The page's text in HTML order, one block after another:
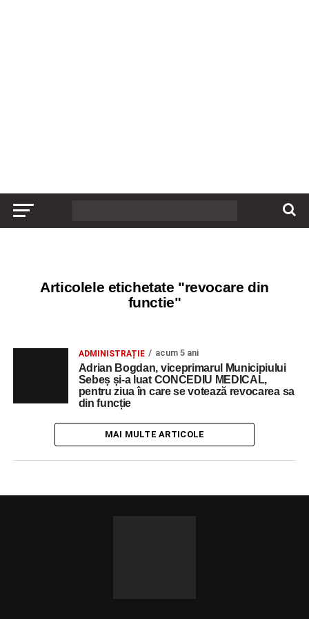
Articolele etichetate "revocare din
functie"
ADMINISTRAȚIE acum 5 ani
Adrian Bogdan, viceprimarul Municipiului
Sebeș și-a luat CONCEDIU MEDICAL,
pentru ziua în care se votează revocarea sa
din funcție
MAI MULTE ARTICOLE